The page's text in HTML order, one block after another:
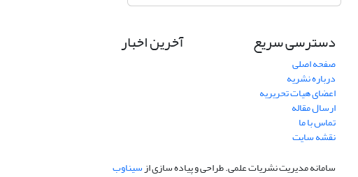
دسترسی سریع
صفحه اصلی
درباره نشریه
اعضای هیات تحریریه
ارسال مقاله
تماس با ما
نقشه سایت
آخرین اخبار
سامانه مدیریت نشریات علمی.طراحی و پیاده سازی ازسیناوب